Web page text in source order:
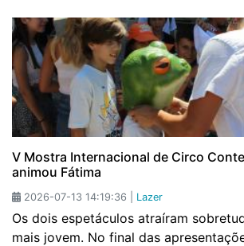
V Mostra Internacional de Circo
animou Fátima
2026-07-13 14:19:36 | Lazer
Os dois espetáculos atraíram
mais jovem. No final das